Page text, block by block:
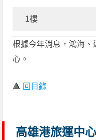
1樓
根據今年消息，鴻海
心。
🔺 回目錄
高雄港旅運中